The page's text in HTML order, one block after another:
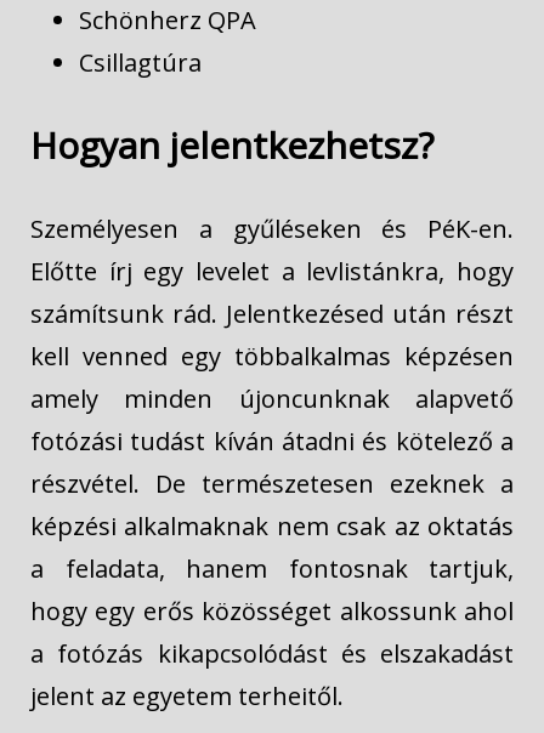
Schönherz QPA
Csillagtúra
Hogyan jelentkezhetsz?
Személyesen a gyűléseken és PéK-en.
Előtte írj egy levelet a levlistánkra, hogy
számítsunk rád. Jelentkezésed után részt
kell venned egy többalkalmas képzésen
amely minden újoncunknak alapvető
fotózási tudást kíván átadni és kötelező a
részvétel. De természetesen ezeknek a
képzési alkalmaknak nem csak az oktatás
a feladata, hanem fontosnak tartjuk,
hogy egy erős közösséget alkossunk ahol
a fotózás kikapcsolódást és elszakadást
jelent az egyetem terheitől.